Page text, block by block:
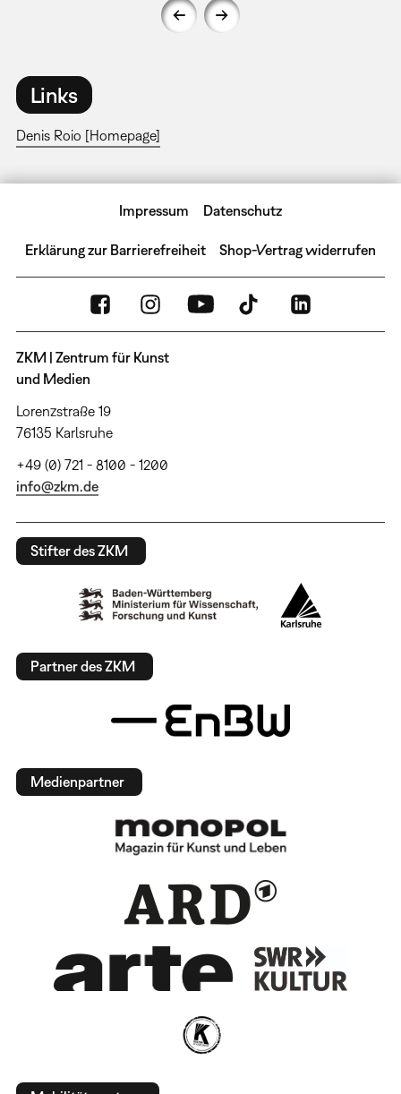
Links
Denis Roio [Homepage]
Impressum Datenschutz
Erklärung zur Barrierefreiheit Shop-Vertrag widerrufen
ZKM | Zentrum für Kunst
und Medien
Lorenzstraße 19
76135 Karlsruhe
+49 (0) 721 - 8100 - 1200
info@zkm.de
Stifter des ZKM
Partner des ZKM
Medienpartner